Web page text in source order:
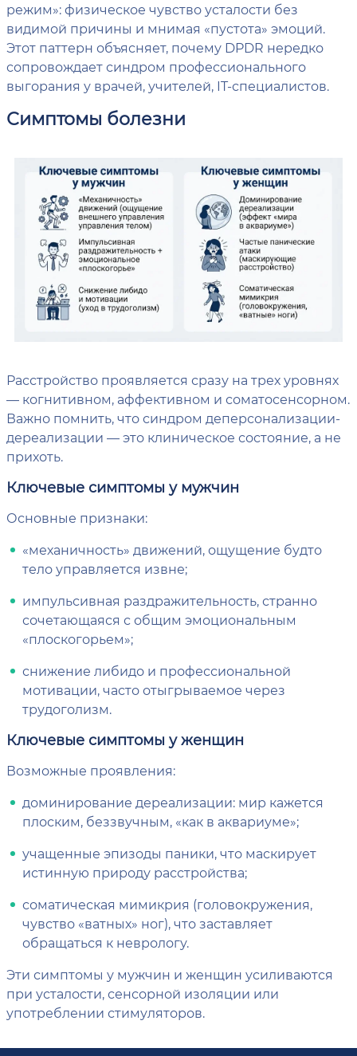
режим»: физическое чувство усталости без
видимой причины и мнимая «пустота» эмоций.
Этот паттерн объясняет, почему DPDR нередко
сопровождает синдром профессионального
выгорания у врачей, учителей, IT-специалистов.
Симптомы болезни
Расстройство проявляется сразу на трех уровнях
— когнитивном, аффективном и соматосенсорном.
Важно помнить, что синдром деперсонализации-
дереализации — это клиническое состояние, а не
прихоть.
Ключевые симптомы у мужчин
Основные признаки:
«механичность» движений, ощущение будто
тело управляется извне;
импульсивная раздражительность, странно
сочетающаяся с общим эмоциональным
«плоскогорьем»;
снижение либидо и профессиональной
мотивации, часто отыгрываемое через
трудоголизм.
Ключевые симптомы у женщин
Возможные проявления:
доминирование дереализации: мир кажется
плоским, беззвучным, «как в аквариуме»;
учащенные эпизоды паники, что маскирует
истинную природу расстройства;
соматическая мимикрия (головокружения,
чувство «ватных» ног), что заставляет
обращаться к неврологу.
Эти симптомы у мужчин и женщин усиливаются
при усталости, сенсорной изоляции или
употреблении стимуляторов.